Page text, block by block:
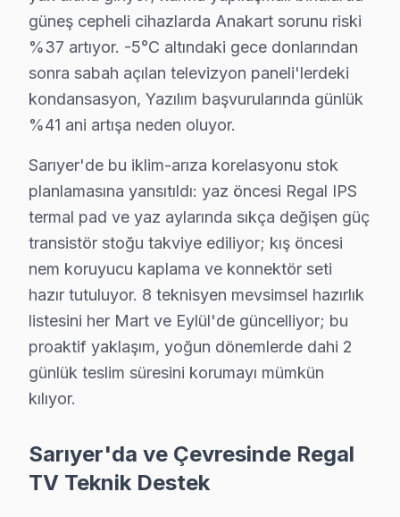
Üçüncü katman — Dış mahalleler: Maslak ve
Sarıyer bazlı Regal servis kayıtları, son çeyrekte
Coğrafi kırılıma geçildiğinde Rumeli Hisarı bölgesi
Servis kalitesi tarafında ise tablo belirgin biçimde
Ama değer hesabı yalnızca ilk satın alma fiyatıyla
yüksek gelirli profilli Sarıyer'de müşterilerimiz bu
Sarıyer'deki Regal müşteri deneyimini temsil eden üç
İkinci senaryo — Chip-level müdahale: Emirgan
Üçüncü senaryo — Yazılım sorunu: Maslak
Sarıyer'de bu TV servisiyle kurulan güven ilişkisini üç
Ticari güven: Fiyat şeffaflığı, faturada parça detayı,
İlişkisel güven: 12 yıl boyunca Sarıyer'de kurulan
Sarıyer'de Regal TV bakım ve onarım pratiğinde
Üçüncüsü eMMC depolama: Regal LED
Sarıyer'deki iklim koşulları ile bu TV LED TV arıza
güneş cepheli cihazlarda Anakart sorunu riski
%37 artıyor. -5°C altındaki gece donlarından
sonra sabah açılan televizyon paneli'lerdeki
kondansasyon, Yazılım başvurularında günlük
%41 ani artışa neden oluyor.
Sarıyer'de bu iklim-arıza korelasyonu stok
planlamasına yansıtıldı: yaz öncesi Regal IPS
termal pad ve yaz aylarında sıkça değişen güç
transistör stoğu takviye ediliyor; kış öncesi
nem koruyucu kaplama ve konnektör seti
hazır tutuluyor. 8 teknisyen mevsimsel hazırlık
listesini her Mart ve Eylül'de güncelliyor; bu
proaktif yaklaşım, yoğun dönemlerde dahi 2
günlük teslim süresini korumayı mümkün
kılıyor.
Sarıyer'da ve Çevresinde Regal
TV Teknik Destek